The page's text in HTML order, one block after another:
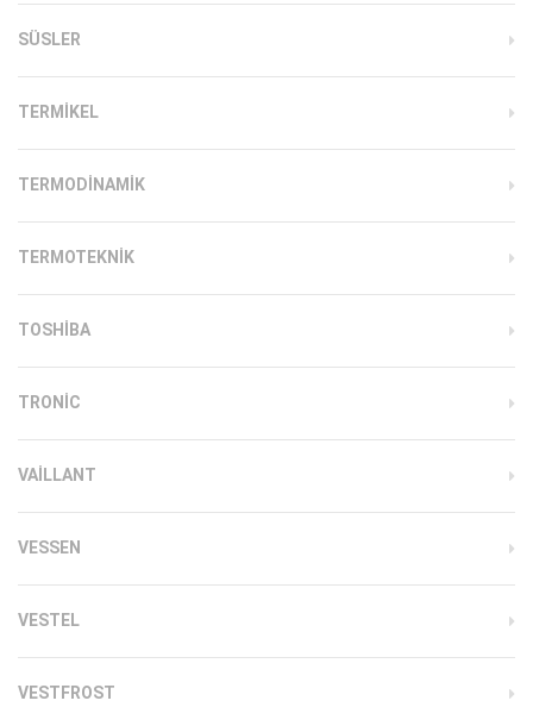
SÜSLER
TERMIKEL
TERMODINAMIK
TERMOTEKNIK
TOSHIBA
TRONIC
VAILLANT
VESSEN
VESTEL
VESTFROST